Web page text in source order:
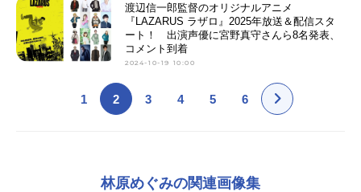
渡辺信一郎監督のオリジナルアニメ
『LAZARUS ラザロ』2025年放送＆配信スタ
ート！ 出演声優に宮野真守さんら8名発表、
コメント到着
2024-10-19 10:00
1 2 3 4 5 6
林原めぐみの関連画像集